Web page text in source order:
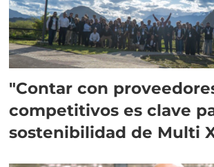
"Contar con
competitivos es clave
sostenibilidad de Multi